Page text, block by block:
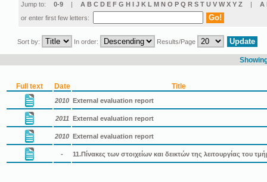
Jump to: 0-9 | A B C D E F G H I J K L M N O P Q R S T U V W X Y Z | Α
or enter first few letters:
Sort by: In order: Results/Page
Full text Date Title
2010 External evaluation report
2011 External evaluation report
2010 External evaluation report
- 11.Πίνακες των στοιχείων και δεικτών της λειτουργίας του